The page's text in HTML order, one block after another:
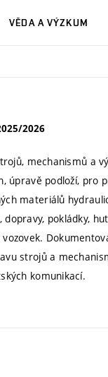
VĚDA A VÝZKUM
2026
mechanismů a
úpravě podloží, pro
materiálů
pokládky,
strojů a
komunikací.